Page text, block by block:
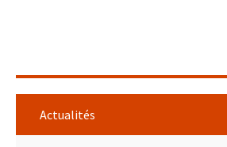
Actualités